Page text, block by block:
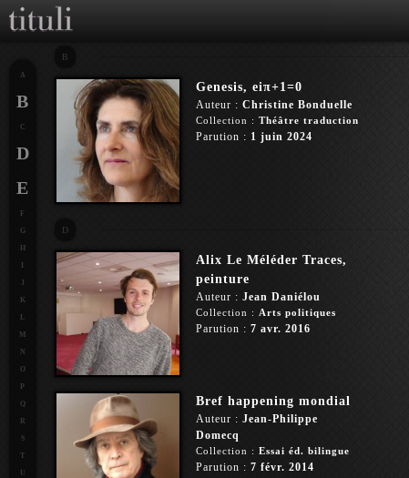
B
Genesis, eiπ+1=0
Auteur : Christine Bonduelle
Collection : Théâtre traduction
Parution : 1 juin 2024
D
Alix Le Méléder Traces,
peinture
Auteur : Jean Daniélou
Collection : Arts politiques
Parution : 7 avr. 2016
Bref happening mondial
Auteur : Jean-Philippe
Domecq
Collection : Essai éd. bilingue
Parution : 7 févr. 2014
A
B
C
D
E
F
G
J
K
L
M
N
O
P
Q
R
S
T
U